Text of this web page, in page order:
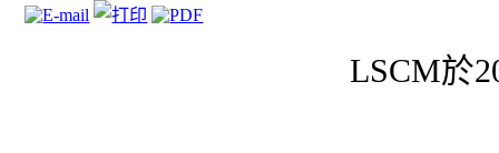
LSCM於